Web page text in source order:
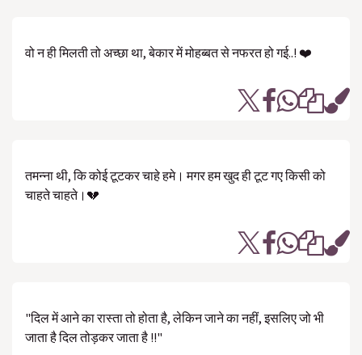
वो न ही मिलती तो अच्छा था, बेकार में मोहब्बत से नफरत हो गई..! ❤️
तमन्ना थी, कि कोई टूटकर चाहे हमे। मगर हम खुद ही टूट गए किसी को
चाहते चाहते।💔
"दिल में आने का रास्ता तो होता है, लेकिन जाने का नहीं, इसलिए जो भी
जाता है दिल तोड़कर जाता है !!"